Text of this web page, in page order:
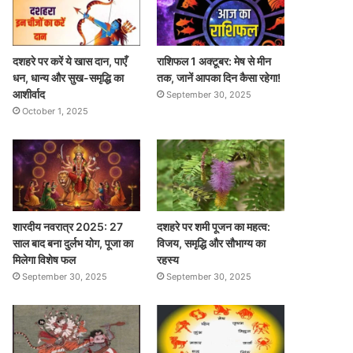
दशहरे पर करें ये खास दान, पाएँ
धन, धान्य और सुख-समृद्धि का
आशीर्वाद
October 1, 2025
राशिफल 1 अक्टूबर: मेष से मीन
तक, जानें आपका दिन कैसा रहेगा!
September 30, 2025
शारदीय नवरात्र 2025: 27
साल बाद बना दुर्लभ योग, पूजा का
मिलेगा विशेष फल
September 30, 2025
दशहरे पर शमी पूजन का महत्व:
विजय, समृद्धि और सौभाग्य का
रहस्य
September 30, 2025